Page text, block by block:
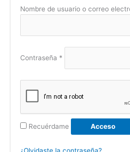
Nombre de usuario o correo
Contraseña *
Recuérdame Acceso